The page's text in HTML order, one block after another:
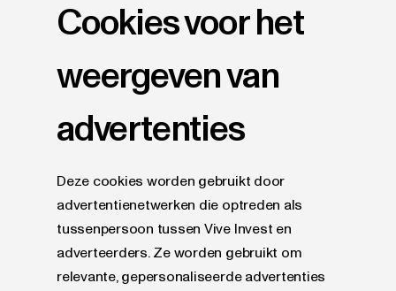
Cookies voor het
weergeven van
advertenties
Deze cookies worden gebruikt door
advertentienetwerken die optreden als
tussenpersoon tussen Vive Invest en
adverteerders. Ze worden gebruikt om
relevante, gepersonaliseerde advertenties